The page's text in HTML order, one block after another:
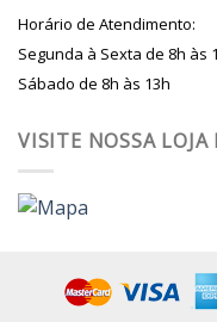
Horário de Atendimento:
Segunda à Sexta de 8h às
Sábado de 8h às 13h
VISITE NOSSA LOJA